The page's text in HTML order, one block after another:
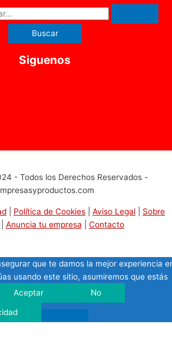
Siguenos
- Todos los Derechos Reservados -
Política de Cookies Aviso Legal
Sobre
Anuncia tu empresa Contacto
que te damos la mejor experiencia
usando este sitio, asumiremos que estás
Aceptar No